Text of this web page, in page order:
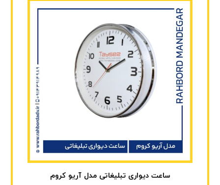
ساعت دیواری تبلیغاتی مدل آریو کروم